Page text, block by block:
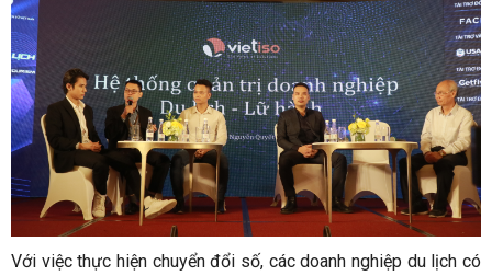
Với việc thực hiện chuyển đổi số, các doanh nghiệp du lịch có